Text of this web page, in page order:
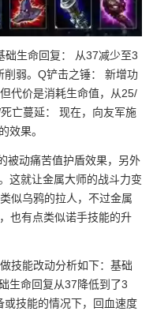
础生命回复： 从37减少至3
弱。Q铲击之锤： 新增功
代价是消耗生命值，从25/
亡蔓延： 现在，向友军施
效果。
被动痛苦值护盾效果，另外
这就让金属大师的战斗力变
似乌鸦的拉人，不过金属
也有点类似诺手技能的升
技能改动分析如下：基础
生命回复从37降低到了3
技能的情况下，回血速度